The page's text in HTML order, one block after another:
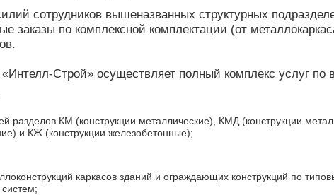
сотрудников вышеназванных структурных
заказы по комплексной комплектации (от
Строй» осуществляет полный комплекс услуг
разделов КМ (конструкции металлические), КМД (конструкции
и КЖ (конструкции железобетонные);
каркасов зданий и ограждающих конструкций по